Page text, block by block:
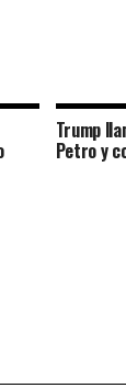
Trump
Petro y